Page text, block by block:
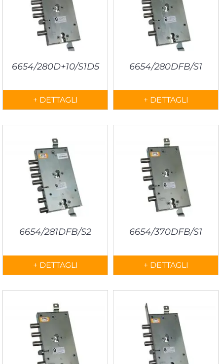
6654/280D+10/S1D5
+ DETTAGLI
6654/280DFB/S1
+ DETTAGLI
6654/281DFB/S2
+ DETTAGLI
6654/370DFB/S1
+ DETTAGLI